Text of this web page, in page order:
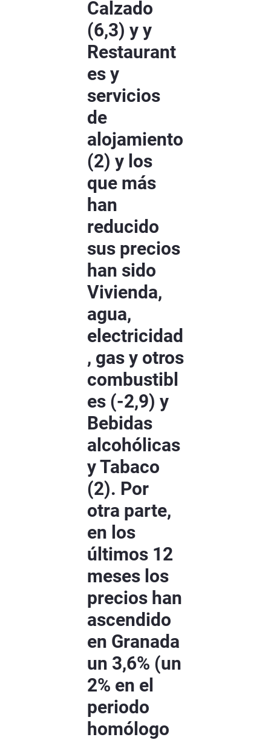
Calzado
(6,3) y y
Restaurant
es y
servicios
de
alojamiento
(2) y los
que más
han
reducido
sus precios
han sido
Vivienda,
agua,
electricidad
, gas y otros
combustibl
es (-2,9) y
Bebidas
alcohólicas
y Tabaco
(2). Por
otra parte,
en los
últimos 12
meses los
precios han
ascendido
en Granada
un 3,6% (un
2% en el
periodo
homólogo